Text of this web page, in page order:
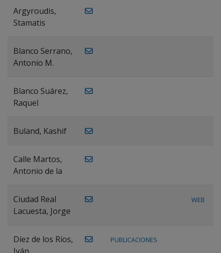
Argyroudis,
Stamatis
Blanco Serrano,
Antonio M.
Blanco Suárez,
Raquel
Buland, Kashif
Calle Martos,
Antonio de la
Ciudad Real
Lacuesta, Jorge
WEB
Díez de los Ríos,
PUBLICACIONES